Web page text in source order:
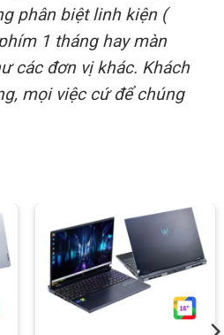
phân biệt linh kiện (
1 tháng hay màn
các đơn vị khác. Khách
mọi việc cứ để chúng